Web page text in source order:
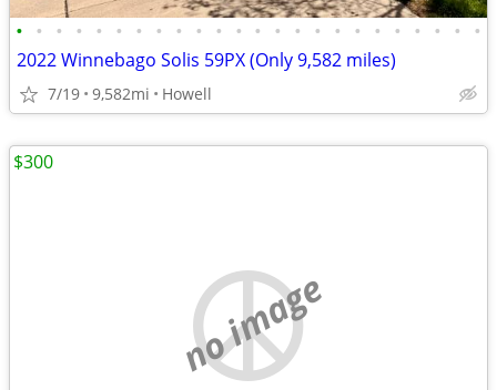
• • • • • • • • • • • • • • • • • • • • • • • •
2022 Winnebago Solis 59PX (Only 9,582 miles)
7/19 9,582mi Howell
no image
$300